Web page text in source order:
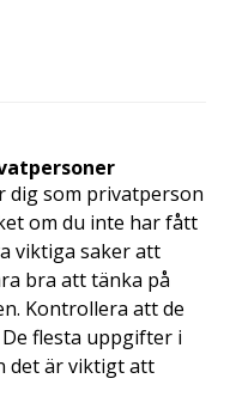
dig som privatperson
om du inte har fått
viktiga saker att
bra att tänka på
Kontrollera att de
flesta uppgifter i
det är viktigt att